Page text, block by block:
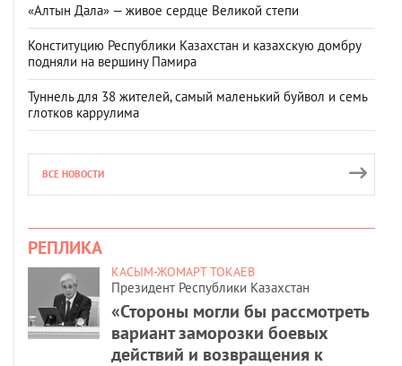
«Алтын Дала» — живое сердце Великой степи
Конституцию Республики Казахстан и казахскую домбру
подняли на вершину Памира
Туннель для 38 жителей, самый маленький буйвол и семь
глотков каррулима
ВСЕ НОВОСТИ
РЕПЛИКА
КАСЫМ-ЖОМАРТ ТОКАЕВ
Президент Республики Казахстан
«Стороны могли бы рассмотреть
вариант заморозки боевых
действий и возвращения к